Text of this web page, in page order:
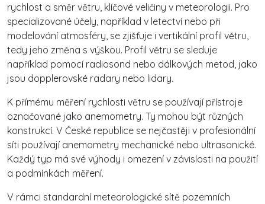
rychlost a směr větru, klíčové veličiny v meteorologii. Pro
specializované účely, například v letectví nebo při
modelování atmosféry, se zjišťuje i vertikální profil větru,
tedy jeho změna s výškou. Profil větru se sleduje
například pomocí radiosond nebo dálkových metod, jako
jsou dopplerovské radary nebo lidary.
K přímému měření rychlosti větru se používají přístroje
označované jako anemometry. Ty mohou být různých
konstrukcí. V České republice se nejčastěji v profesionální
síti používají anemometry mechanické nebo ultrasonické.
Každý typ má své výhody i omezení v závislosti na použití
a podmínkách měření.
V rámci standardní meteorologické sítě pozemních